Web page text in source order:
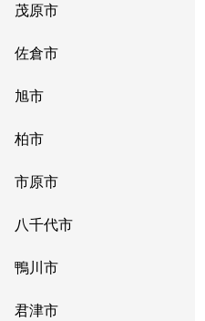
茂原市
佐倉市
旭市
柏市
市原市
八千代市
鴨川市
君津市